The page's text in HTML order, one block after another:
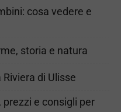
cosa vedere e
storia e natura
di Ulisse
prezzi e consigli per